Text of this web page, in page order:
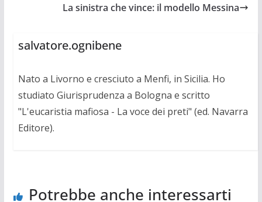
La sinistra che vince: il modello Messina
salvatore.ognibene
Nato a Livorno e cresciuto a Menfi, in Sicilia. Ho
studiato Giurisprudenza a Bologna e scritto
"L'eucaristia mafiosa - La voce dei preti" (ed. Navarra
Editore).
Potrebbe anche interessarti